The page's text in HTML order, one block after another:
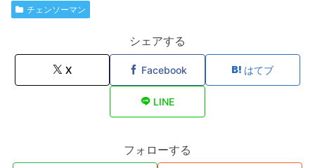
チェンソーマン
シェアする
X Facebook はてブ
LINE
フォローする